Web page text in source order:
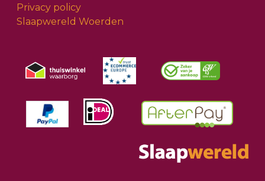
Privacy policy
Slaapwereld Woerden